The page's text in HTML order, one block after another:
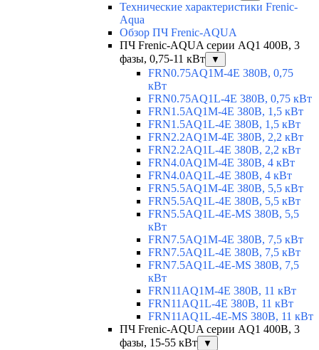
Технические характеристики Frenic-
Aqua
Обзор ПЧ Frenic-AQUA
ПЧ Frenic-AQUA серии AQ1 400В, 3
фазы, 0,75-11 кВт
▼
FRN0.75AQ1M-4E 380В, 0,75
кВт
FRN0.75AQ1L-4E 380В, 0,75 кВт
FRN1.5AQ1M-4E 380В, 1,5 кВт
FRN1.5AQ1L-4E 380В, 1,5 кВт
FRN2.2AQ1M-4E 380В, 2,2 кВт
FRN2.2AQ1L-4E 380В, 2,2 кВт
FRN4.0AQ1M-4E 380В, 4 кВт
FRN4.0AQ1L-4E 380В, 4 кВт
FRN5.5AQ1M-4E 380В, 5,5 кВт
FRN5.5AQ1L-4E 380В, 5,5 кВт
FRN5.5AQ1L-4E-MS 380В, 5,5
кВт
FRN7.5AQ1M-4E 380В, 7,5 кВт
FRN7.5AQ1L-4E 380В, 7,5 кВт
FRN7.5AQ1L-4E-MS 380В, 7,5
кВт
FRN11AQ1M-4E 380В, 11 кВт
FRN11AQ1L-4E 380В, 11 кВт
FRN11AQ1L-4E-MS 380В, 11 кВт
ПЧ Frenic-AQUA серии AQ1 400В, 3
фазы, 15-55 кВт
▼